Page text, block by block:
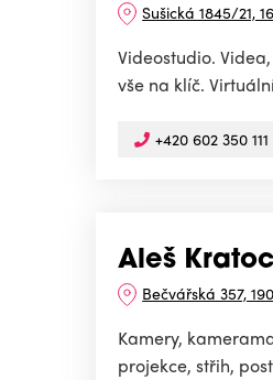
Sušická 1845/21,
Videostudio.
vše na klíč.
+420 602 350 111
Aleš
Bečvářská 357,
Kamery,
projekce, střih,